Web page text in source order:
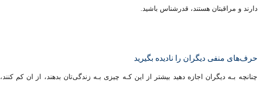
دارند و مراقبتان هستند، قدرشناس باشید.
حرف‌های منفی دیگران را نادیده بگیرید
چنانچه بـه دیگران اجازه دهید بیشتر از این کـه چیزی بـه زندگی‌تان بدهند، از ان کم کنند،